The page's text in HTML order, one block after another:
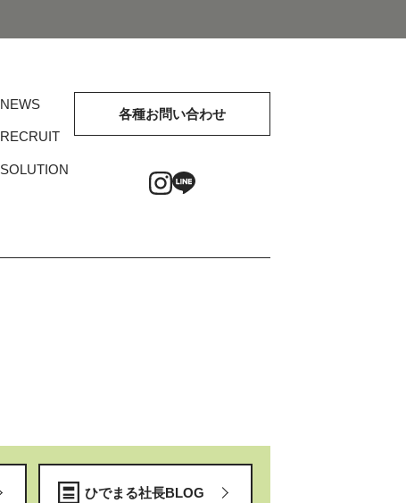
NEWS
RECRUIT
SOLUTION
各種お問い合わせ
ひでまる社長BLOG